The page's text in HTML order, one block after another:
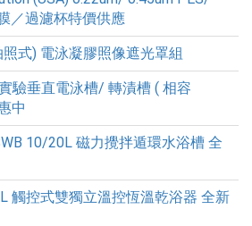
／過濾杯特價供應
式) 電泳凝膠照像遮光罩組
驗垂直電泳槽/ 轉漬槽 ( 相容
中
10/20L 磁力攪拌遁環水浴槽 全
觸控式雙獨立溫控恆溫乾浴器 全新